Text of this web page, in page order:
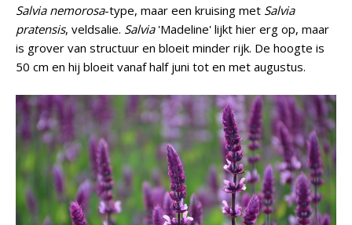
Salvia nemorosa-type, maar een kruising met Salvia
pratensis, veldsalie. Salvia'Madeline' lijkt hier erg op, maar
is grover van structuur en bloeit minder rijk. De hoogte is
50 cm en hij bloeit vanaf half juni tot en met augustus.